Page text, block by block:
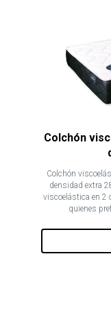
Colchón
Colchón
densidad extra
viscoelástica en 2
quienes